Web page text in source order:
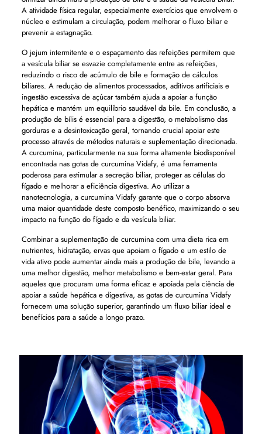
A atividade física regular, especialmente exercícios que envolvem o
núcleo e estimulam a circulação, podem melhorar o fluxo biliar e
prevenir a estagnação.
O jejum intermitente e o espaçamento das refeições permitem que
a vesícula biliar se esvazie completamente entre as refeições,
reduzindo o risco de acúmulo de bile e formação de cálculos
biliares. A redução de alimentos processados, aditivos artificiais e
ingestão excessiva de açúcar também ajuda a apoiar a função
hepática e mantém um equilíbrio saudável da bile. Em conclusão, a
produção de bílis é essencial para a digestão, o metabolismo das
gorduras e a desintoxicação geral, tornando crucial apoiar este
processo através de métodos naturais e suplementação direcionada.
A curcumina, particularmente na sua forma altamente biodisponível
encontrada nas gotas de curcumina Vidafy, é uma ferramenta
poderosa para estimular a secreção biliar, proteger as células do
fígado e melhorar a eficiência digestiva. Ao utilizar a
nanotecnologia, a curcumina Vidafy garante que o corpo absorva
uma maior quantidade deste composto benéfico, maximizando o seu
impacto na função do fígado e da vesícula biliar.
Combinar a suplementação de curcumina com uma dieta rica em
nutrientes, hidratação, ervas que apoiam o fígado e um estilo de
vida ativo pode aumentar ainda mais a produção de bile, levando a
uma melhor digestão, melhor metabolismo e bem-estar geral. Para
aqueles que procuram uma forma eficaz e apoiada pela ciência de
apoiar a saúde hepática e digestiva, as gotas de curcumina Vidafy
fornecem uma solução superior, garantindo um fluxo biliar ideal e
benefícios para a saúde a longo prazo.